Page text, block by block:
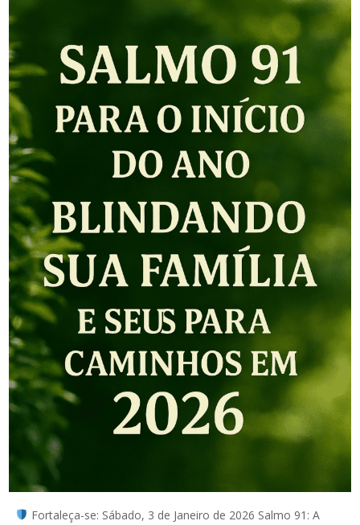
Fortaleça-se: Sábado, 3 de Janeiro de 2026 Salmo 91: A